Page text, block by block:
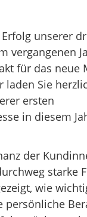
unserer
vergangenen
für das neue
laden Sie
ersten
in diesem
der
starke
wie
persönliche